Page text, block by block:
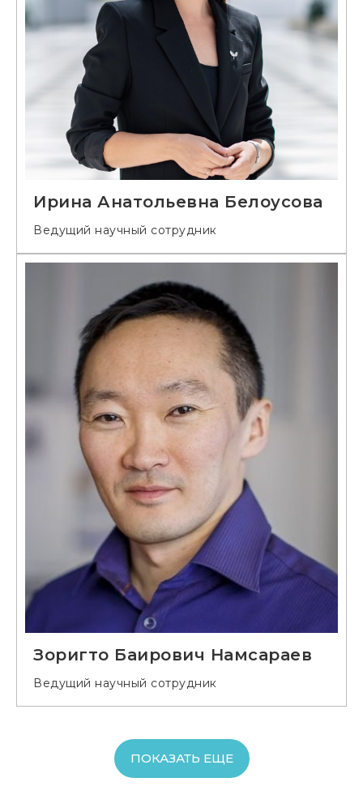
Ирина Анатольевна Белоусова
Ведущий научный сотрудник
Зоригто Баирович Намсараев
Ведущий научный сотрудник
ПОКАЗАТЬ ЕЩЕ